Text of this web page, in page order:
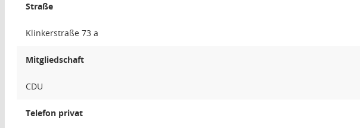
Straße
Klinkerstraße 73 a
Mitgliedschaft
CDU
Telefon privat